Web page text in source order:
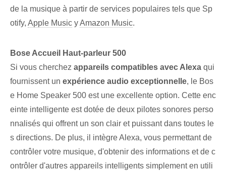
de la musique à partir de services populaires tels que Sp
otify, Apple Music yAmazon Music.
Bose‌ Accueil⁢ Haut-parleur 500
Si​ vous cherchez⁢ appareils compatibles⁢ avec Alexa qui
fournissent un expérience audio exceptionnelle, le Bos
e Home Speaker 500 est une excellente option. Cette enc
einte intelligente est dotée de deux pilotes sonores perso
nnalisés qui offrent un son clair et puissant dans toutes le
s directions. De plus, il intègre Alexa, vous permettant de
contrôler votre musique, d'obtenir des informations et de c
ontrôler d'autres appareils intelligents simplement en utili